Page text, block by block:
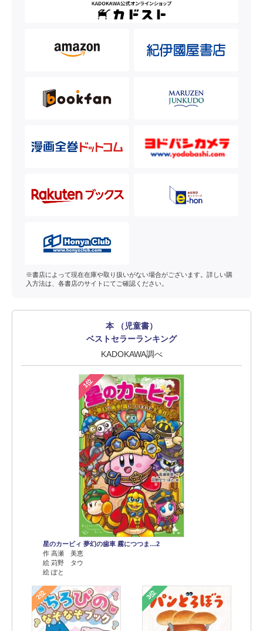
※書店によって現在在庫や取り扱いがない場合がございます。詳しい購
入方法は、各書店のサイトにてご確認ください。
本 （児童書）
ベストセラーランキング
KADOKAWA調べ
1位
星のカービィ 夢幻の歯車 霧につつま…2
作 高瀬 美恵
絵 苅野 タウ
絵 ぽと
2位 3位